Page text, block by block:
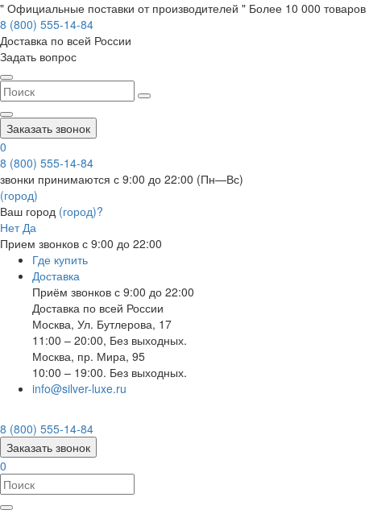
" Официальные поставки от производителей " Более 10 000
8 (800) 555-14-84
Доставка по всей России
Задать вопрос
Заказать звонок
0
8 (800) 555-14-84
звонки принимаются с 9:00 до 22:00 (Пн—Вс)
(город)
Ваш город (город)?
Нет Да
Прием звонков с 9:00 до 22:00
Где купить
Доставка
Приём звонков с 9:00 до 22:00
Доставка по всей России
Москва, Ул. Бутлерова, 17
11:00 – 20:00, Без выходных.
Москва, пр. Мира, 95
10:00 – 19:00. Без выходных.
info@silver-luxe.ru
8 (800) 555-14-84
Заказать звонок
0